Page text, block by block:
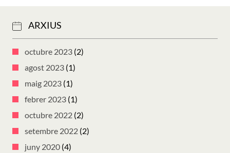
ARXIUS
octubre 2023 (2)
agost 2023 (1)
maig 2023 (1)
febrer 2023 (1)
octubre 2022 (2)
setembre 2022 (2)
juny 2020 (4)